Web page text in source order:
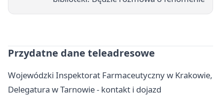
Przydatne dane teleadresowe
Wojewódzki Inspektorat Farmaceutyczny w Krakowie,
Delegatura w Tarnowie - kontakt i dojazd